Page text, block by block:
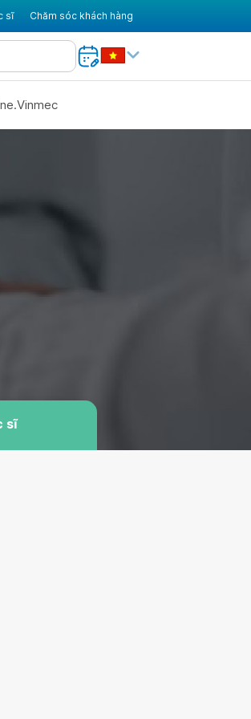
sĩ Chăm sóc khách hàng
sĩ